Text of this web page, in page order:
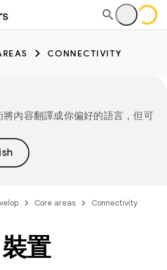
CONNECTIVITY
內容翻譯成你偏好的語言，但可
Core areas
Connectivity
置